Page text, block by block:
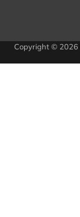
Copyright © 2026